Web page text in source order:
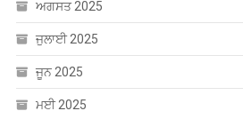
ਫਰਵਰੀ 2025
ਜਨਵਰੀ 2025
ਦਸੰਬਰ 2024
ਨਵੰਬਰ 2024